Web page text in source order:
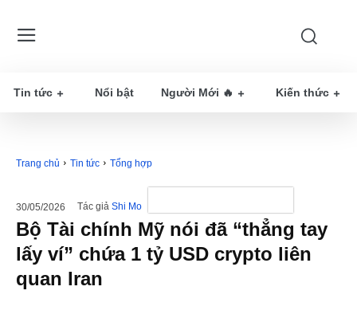
Tin tức Nổi bật Người Mới 🔥 Kiến thức
Trang chủ Tin tức Tổng hợp
30/05/2026 Tác giả Shi Mo
Bộ Tài chính Mỹ nói đã “thẳng tay
lấy ví” chứa 1 tỷ USD crypto liên
quan Iran